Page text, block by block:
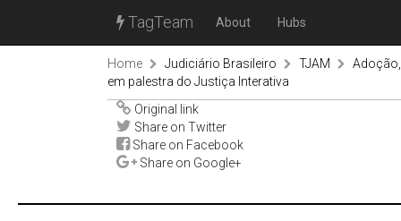
TagTeam About Hubs
Home Judiciário Brasileiro TJAM
em palestra do Justiça Interativa
Original link
Share on Twitter
Share on Facebook
Share on Google+